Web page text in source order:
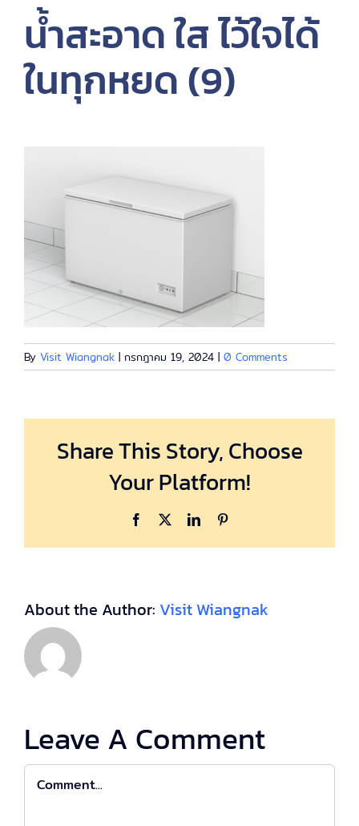
EN
น้ำสะอาด ใส ไว้ใจได้
ในทุกหยด (9)
By Visit Wiangnak | กรกฎาคม 19, 2024 | 0 Comments
Share This Story, Choose
Your Platform!
Facebook LinkedIn
About the Author: Visit Wiangnak
Leave A Comment
Comment